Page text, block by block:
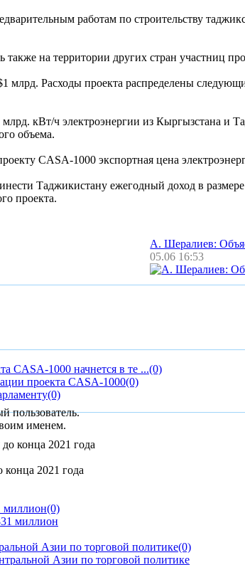
работам по строительству
на территории других стран участниц
млрд. Расходы проекта распределены
кВт/ч электроэнергии из Кыргызстана и
объема.
CASA-1000 экспортная цена
Таджикистану ежегодный доход в
проекта.
А. Шералиев:
05.06 16:53
CASA-1000 начнется в те ...(0)
проекта CASA-1000(0)
(0)
пользователь.
именем.
конца 2021 года
миллион(0)
Азии по торговой политике(0)